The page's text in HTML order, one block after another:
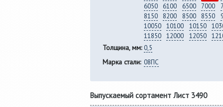
6050
6100 6500 7000
8150
8200 8500 8550
10050
10100 10150
11850
12000 12050
Толщина, мм: 0,5
Марка стали: 08ПС
Выпускаемый сортамент Лист 3490